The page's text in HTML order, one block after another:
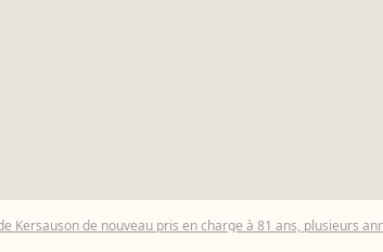
Kersauson de nouveau pris en charge à 81 ans, plusieurs